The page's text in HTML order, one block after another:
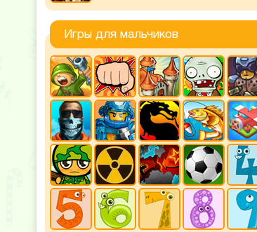
Игры для мальчиков